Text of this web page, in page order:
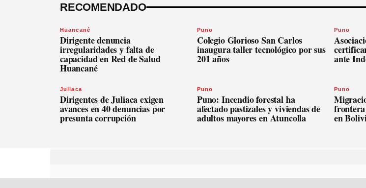
RECOMENDADO
Huancané
Dirigente denuncia
irregularidades y falta de
capacidad en Red de Salud
Huancané
Puno
Colegio Glorioso San Carlos
inaugura taller tecnológico por sus
201 años
Puno
ante
Juliaca
Dirigentes de Juliaca exigen
avances en 40 denuncias por
presunta corrupción
Puno
Puno: Incendio forestal ha
afectado pastizales y viviendas de
adultos mayores en Atuncolla
Puno
frontera
en